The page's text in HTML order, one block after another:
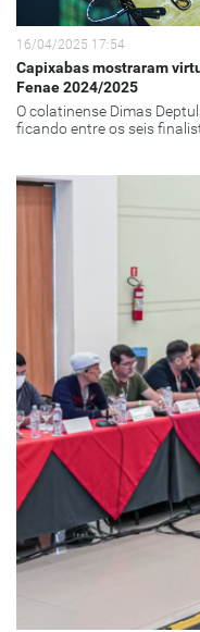
16/04/2025 17:54
Capixabas mostraram
Fenae 2024/2025
O colatinense Dimas
ficando entre os seis